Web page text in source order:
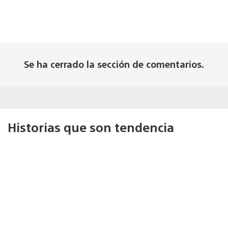
Se ha cerrado la sección de comentarios.
Historias que son tendencia